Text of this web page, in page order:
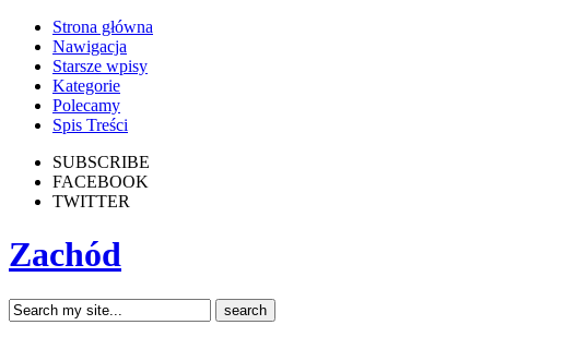
Strona główna
Nawigacja
Starsze wpisy
Kategorie
Polecamy
Spis Treści
SUBSCRIBE
FACEBOOK
TWITTER
Zachód